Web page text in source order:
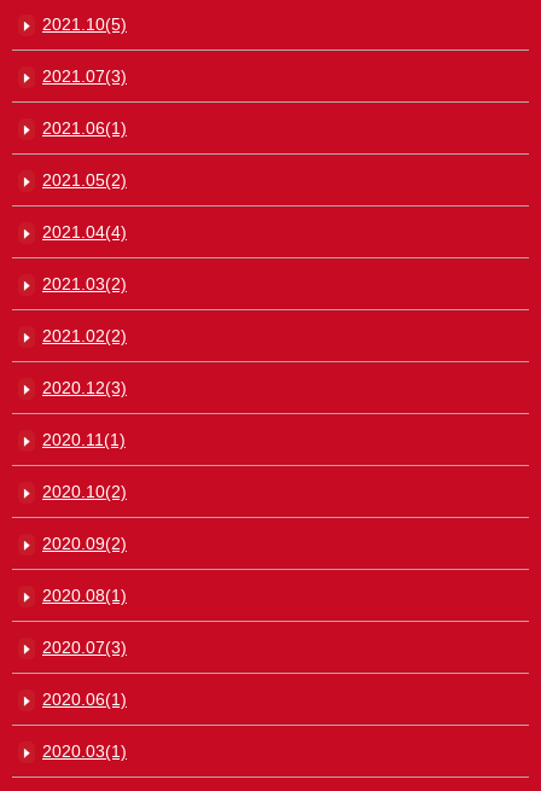
2021.10(5)
2021.07(3)
2021.06(1)
2021.05(2)
2021.04(4)
2021.03(2)
2021.02(2)
2020.12(3)
2020.11(1)
2020.10(2)
2020.09(2)
2020.08(1)
2020.07(3)
2020.06(1)
2020.03(1)